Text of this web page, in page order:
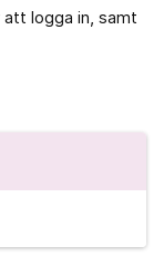
logga in, samt